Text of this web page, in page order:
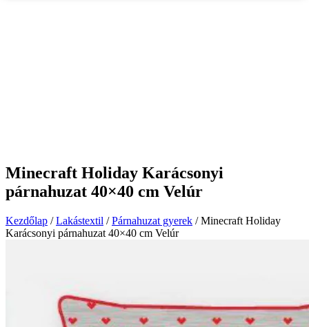
Minecraft Holiday Karácsonyi
párnahuzat 40×40 cm Velúr
Kezdőlap /Lakástextil /Párnahuzat gyerek / Minecraft Holiday
Karácsonyi párnahuzat 40×40 cm Velúr